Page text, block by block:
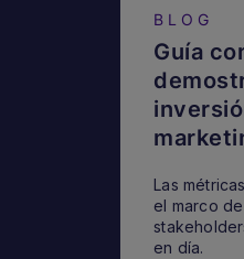
BLOG
Guía
Las
el marco
en día.